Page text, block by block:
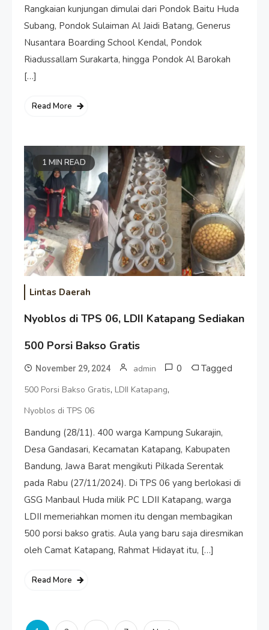
Rangkaian kunjungan dimulai dari Pondok Baitu Huda
Subang, Pondok Sulaiman Al Jaidi Batang, Generus
Nusantara Boarding School Kendal, Pondok
Riadussallam Surakarta, hingga Pondok Al Barokah
[…]
Read More
1 MIN READ
Lintas Daerah
Nyoblos di TPS 06, LDII Katapang Sediakan
500 Porsi Bakso Gratis
November 29, 2024 admin 0 Tagged
500 Porsi Bakso Gratis, LDII Katapang,
Nyoblos di TPS 06
Bandung (28/11). 400 warga Kampung Sukarajin,
Desa Gandasari, Kecamatan Katapang, Kabupaten
Bandung, Jawa Barat mengikuti Pilkada Serentak
pada Rabu (27/11/2024). Di TPS 06 yang berlokasi di
GSG Manbaul Huda milik PC LDII Katapang, warga
LDII memeriahkan momen itu dengan membagikan
500 porsi bakso gratis. Aula yang baru saja diresmikan
oleh Camat Katapang, Rahmat Hidayat itu, […]
Read More